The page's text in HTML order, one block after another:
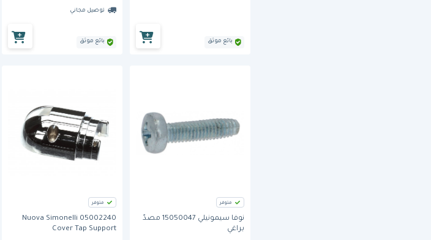
بائع موثق
توصيل مجاني
بائع موثق
متوفر
نوفا سيمونيلي 15050047 مصدّ
براغي
متوفر
Nuova Simonelli 05002240
Cover Tap Support